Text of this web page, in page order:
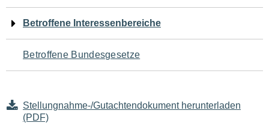
den
Seiteninhalt
Betroffene Interessenbereiche
Betroffene Bundesgesetze
Stellungnahme-/Gutachtendokument herunterladen
(PDF)